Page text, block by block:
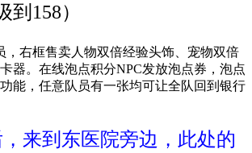
158）
，右框售卖人物双倍经验头饰、宠物双倍
器。在线泡点积分NPC发放泡点券，泡点
能，任意队员有一张均可让全队回到银行
，来到东医院旁边，此处的